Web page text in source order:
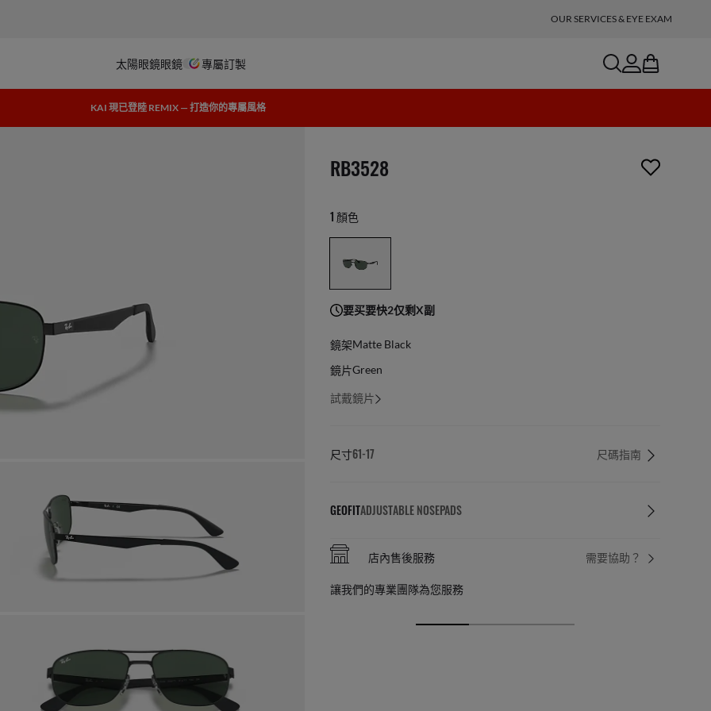
OUR SERVICES & EYE EXAM
太陽眼鏡眼鏡 專屬訂製 searchaccount
bag
KAI 現已登陸 REMIX — 打造你的專屬風格
1 項商品已從您的願望清單移除
RB3528
1 顏色
要买要快2仅剩X副
鏡架Matte Black
鏡片Green
試戴鏡片
尺寸61-17 尺碼指南
GEOFITADJUSTABLE NOSEPADS
需要協助？
店內售後服務 免費簡易退貨
郵寄或到店